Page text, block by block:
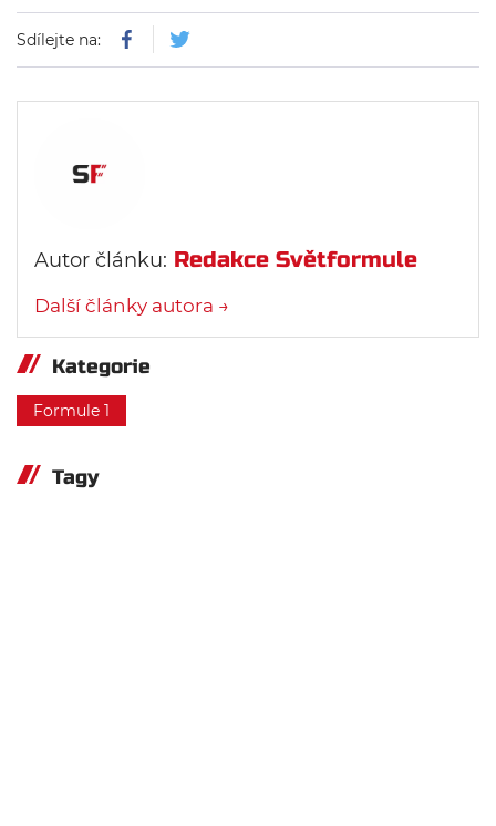
Sdílejte na:
Autor článku: Redakce Světformule
Další články autora →
Kategorie
Formule 1
Tagy